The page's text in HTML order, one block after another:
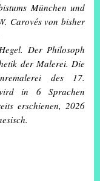
München und
Carovés von bisher
Der Philosoph
der Malerei. Die
des 17.
in 6 Sprachen
erschienen, 2026